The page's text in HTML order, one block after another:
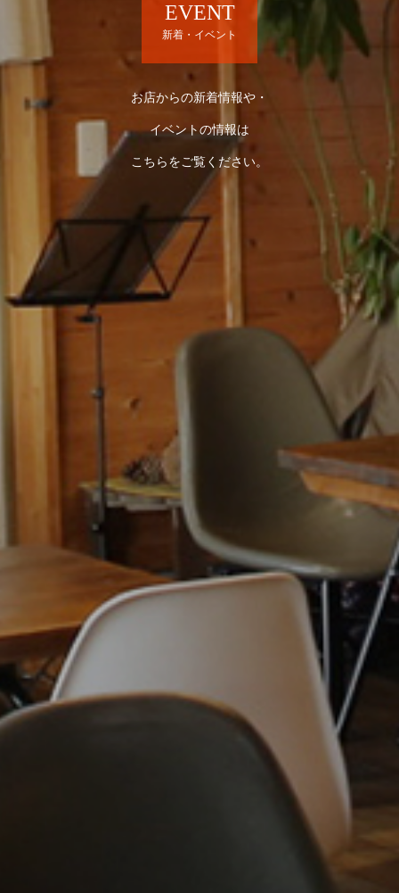
EVENT
新着・イベント
お店からの新着情報や・
イベントの情報は
こちらをご覧ください。